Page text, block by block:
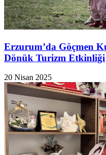
Erzurum’da Göçmen
Dönük Turizm Etkinliği
20 Nisan 2025